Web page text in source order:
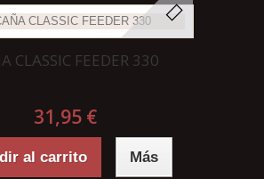
CLASSIC FEEDER 330
31,95 €
al carrito Más